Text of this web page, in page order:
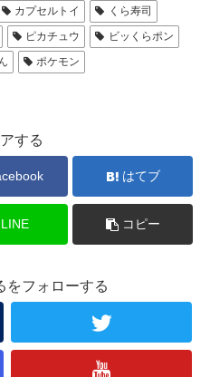
カプセルトイ
くら寿司
ピカチュウ
ビッくらポン
ポケモン
する
はてブ
LINE コピー
をフォローする